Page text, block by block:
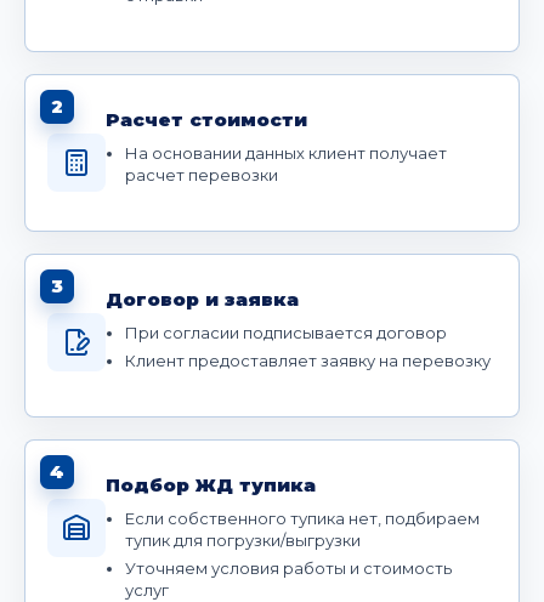
2
Расчет стоимости
На основании данных клиент получает
расчет перевозки
3
Договор и заявка
При согласии подписывается договор
Клиент предоставляет заявку на перевозку
4
Подбор ЖД тупика
Если собственного тупика нет, подбираем
тупик для погрузки/выгрузки
Уточняем условия работы и стоимость
услуг